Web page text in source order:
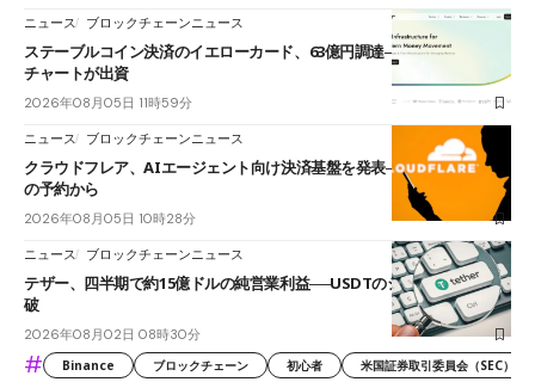
ニュース ブロックチェーンニュース
ステーブルコイン決済のイエローカード、63億円調達──ソニーやスタン
チャートが出資
2026年08月05日 11時59分
ニュース ブロックチェーンニュース
クラウドフレア、AIエージェント向け決済基盤を発表──まずハンドル名
の予約から
2026年08月05日 10時28分
ニュース ブロックチェーンニュース
テザー、四半期で約15億ドルの純営業利益──USDTのシェアは60%を突
破
2026年08月02日 08時30分
# Binance ブロックチェーン 初心者 米国証券取引委員会（SEC）